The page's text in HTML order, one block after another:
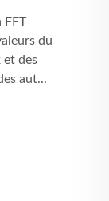
FFT
du
et des
aut...